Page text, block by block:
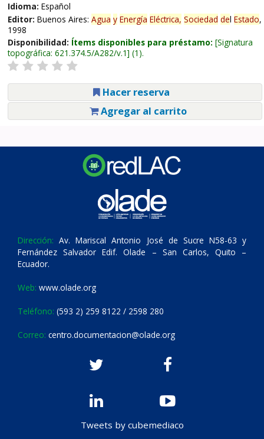
Idioma: Español
Editor: Buenos Aires: Agua y Energía Eléctrica, Sociedad del Estado,
1998
Disponibilidad: Ítems disponibles para préstamo: Signatura
topográfica: 621.374.5/A282/v.1 (1).
Hacer reserva
Agregar al carrito
Dirección: Av. Mariscal Antonio José de Sucre N58-63 y
Fernández Salvador Edif. Olade – San Carlos, Quito –
Ecuador.
Web: www.olade.org
Teléfono: (593 2) 259 8122 / 2598 280
Correo: centro.documentacion@olade.org
Tweets by cubemediaco